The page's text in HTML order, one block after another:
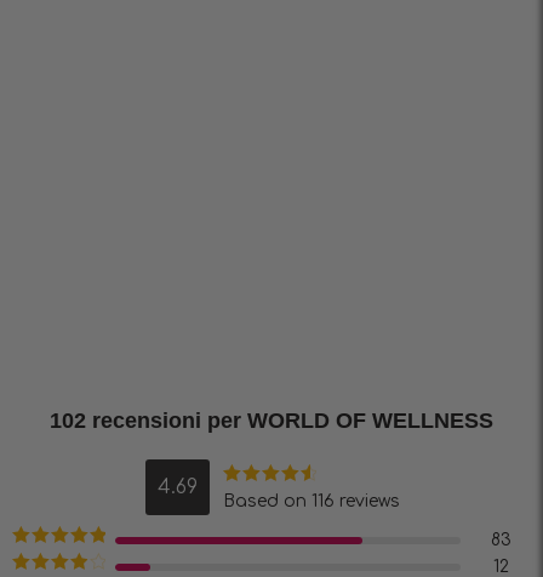
102 recensioni per WORLD OF WELLNESS
4.69
Valutato
Based on 116 reviews
Valutato5
83
12